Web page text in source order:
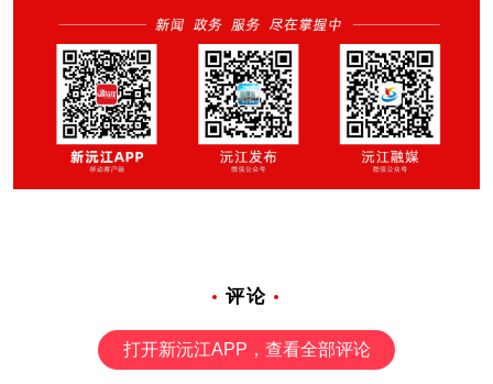
评论
打开新沅江APP，查看全部评论